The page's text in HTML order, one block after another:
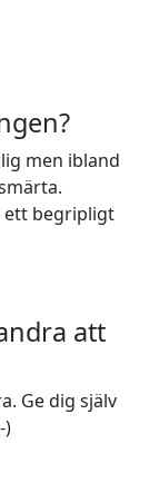
men ibland
ett begripligt
att
Ge dig själv
)